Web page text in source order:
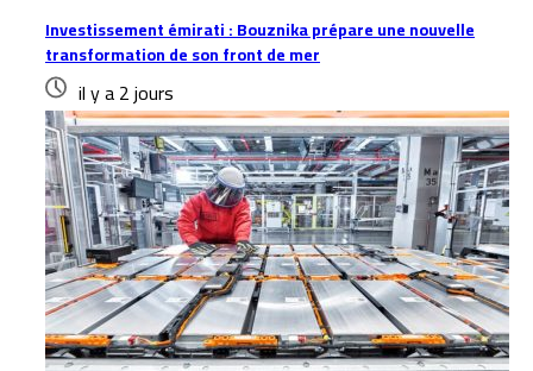
Investissement émirati : Bouznika prépare une nouvelle
transformation de son front de mer
il y a 2 jours